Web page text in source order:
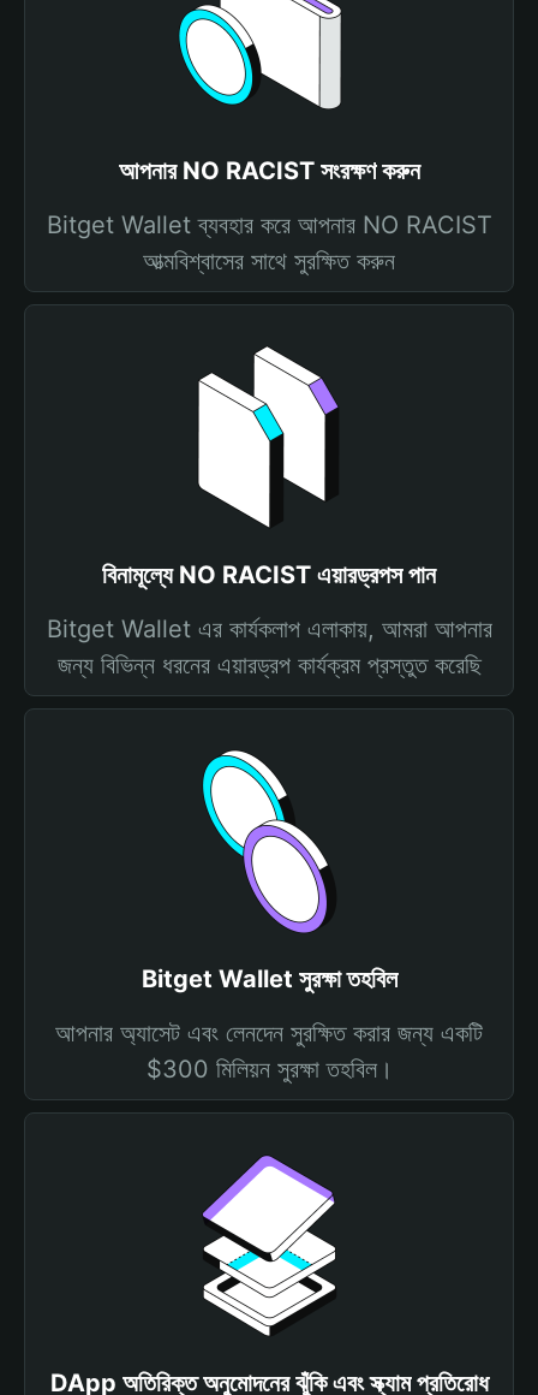
আপনার NO RACIST সংরক্ষণ করুন
Bitget Wallet ব্যবহার করে আপনার NO RACIST
আত্মবিশ্বাসের সাথে সুরক্ষিত করুন
বিনামূল্যে NO RACIST এয়ারড্রপস পান
Bitget Wallet এর কার্যকলাপ এলাকায়, আমরা আপনার
জন্য বিভিন্ন ধরনের এয়ারড্রপ কার্যক্রম প্রস্তুত করেছি
Bitget Wallet সুরক্ষা তহবিল
আপনার অ্যাসেট এবং লেনদেন সুরক্ষিত করার জন্য একটি
$300 মিলিয়ন সুরক্ষা তহবিল।
DApp অতিরিক্ত অনুমোদনের ঝুঁকি এবং স্ক্যাম প্রতিরোধ